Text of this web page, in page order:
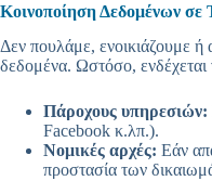
Κοινοποίηση Δεδομένων σε
Δεν πουλάμε, ενοικιάζουμε
δεδομένα. Ωστόσο,
Πάροχους υπηρεσιών:
Facebook κ.λπ.).
Νομικές αρχές: Εάν
προστασία των